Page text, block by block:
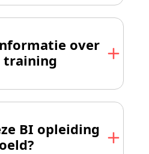
over
training
BI opleiding